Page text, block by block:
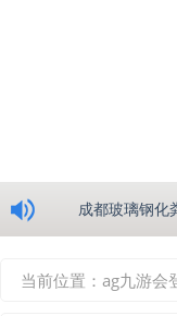
成都玻璃钢化
当前位置： ag九游会